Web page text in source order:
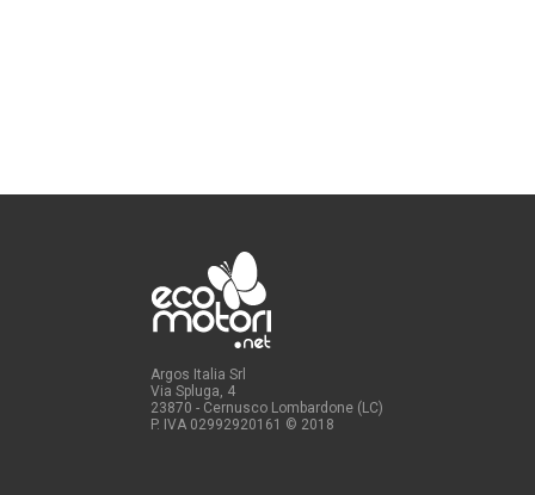
Argos Italia Srl
Via Spluga, 4
23870 - Cernusco Lombardone (LC)
P. IVA 02992920161 © 2018